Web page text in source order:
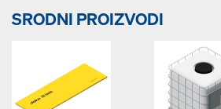
SRODNI PROIZVODI